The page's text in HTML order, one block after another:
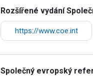
Rozšířené vydání
https://www.coe.int
Společný evropský